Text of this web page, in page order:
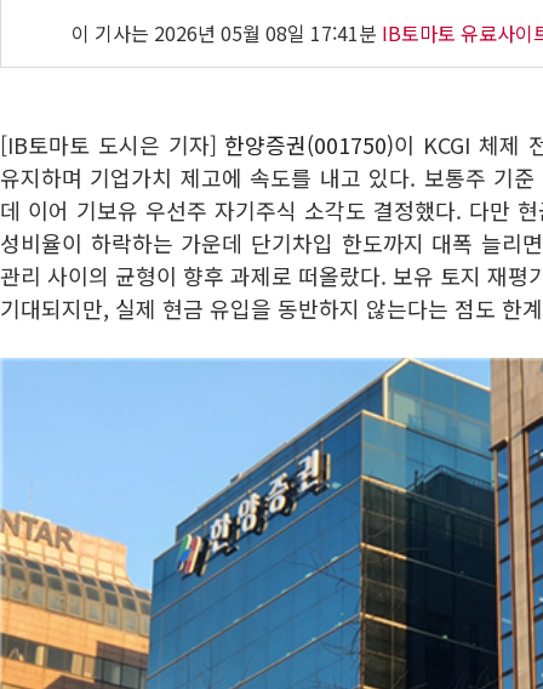
이 기사는 2026년 05월 08일 17:41분 IB토마토 유료사이
[IB토마토 도시은 기자] 한양증권(001750)이 KCGI 체제
유지하며 기업가치 제고에 속도를 내고 있다. 보통주 기
데 이어 기보유 우선주 자기주식 소각도 결정했다. 다만
성비율이 하락하는 가운데 단기차입 한도까지 대폭 늘리
관리 사이의 균형이 향후 과제로 떠올랐다. 보유 토지 재평
기대되지만, 실제 현금 유입을 동반하지 않는다는 점도 한